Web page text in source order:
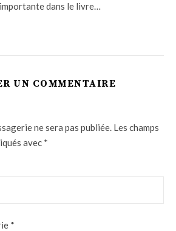
importante dans le livre…
UN COMMENTAIRE
ne sera pas publiée. Les champs
avec *
*